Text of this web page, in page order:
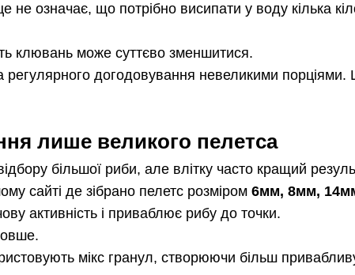
не означає, що потрібно висипати у воду кілька
клювань може суттєво зменшитися.
догодовування невеликими порціями.
лише великого пелетса
більшої риби, але влітку часто кращий
сайті де зібрано пелетс розміром 6мм, 8мм,
активність і приваблює рибу до точки.
мікс гранул, створюючи більш